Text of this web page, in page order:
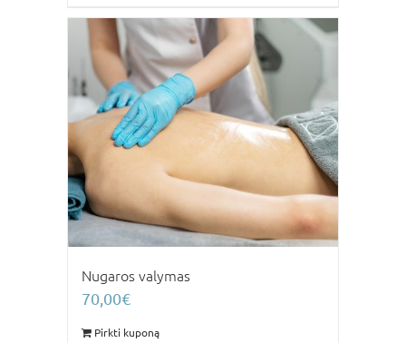
Nugaros valymas
70,00€
Pirkti kuponą